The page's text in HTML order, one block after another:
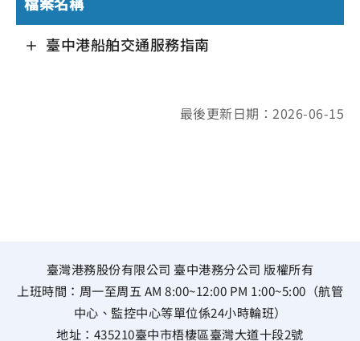
臺中港船舶交通服務指南
最後更新日期：2026-06-15
臺灣港務股份有限公司 臺中港務分公司 版權所有
上班時間：周一至周五 AM 8:00~12:00 PM 1:00~5:00（航管
中心、監控中心等單位係24小時輪班）
地址： 435210臺中市梧棲區臺灣大道十段2號